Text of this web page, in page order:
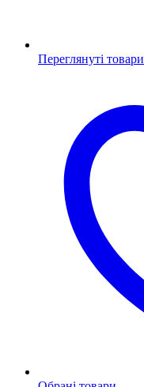
Переглянуті товари